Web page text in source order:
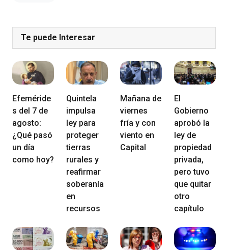
Te puede Interesar
Efeméride
s del 7 de
agosto:
¿Qué pasó
un día
como hoy?
Quintela
impulsa
ley para
proteger
tierras
rurales y
reafirmar
soberanía
en
recursos
Mañana de
viernes
fría y con
viento en
Capital
El
Gobierno
aprobó la
ley de
propiedad
privada,
pero tuvo
que quitar
otro
capítulo